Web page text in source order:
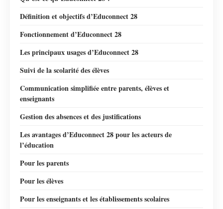
Définition et objectifs d’Educonnect 28
Fonctionnement d’Educonnect 28
Les principaux usages d’Educonnect 28
Suivi de la scolarité des élèves
Communication simplifiée entre parents, élèves et
enseignants
Gestion des absences et des justifications
Les avantages d’Educonnect 28 pour les acteurs de
l’éducation
Pour les parents
Pour les élèves
Pour les enseignants et les établissements scolaires